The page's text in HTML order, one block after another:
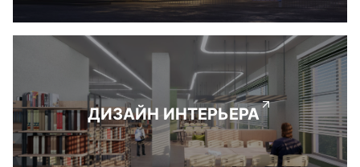
ДИЗАЙН ИНТЕРЬЕРА